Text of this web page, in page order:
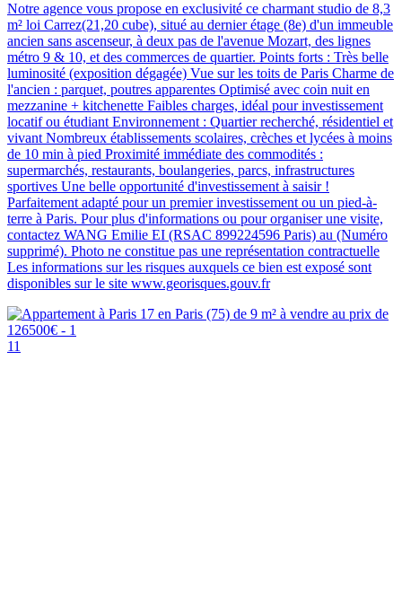
Notre agence vous propose en exclusivité ce charmant studio de 8,3
m² loi Carrez(21,20 cube), situé au dernier étage (8e) d'un immeuble
ancien sans ascenseur, à deux pas de l'avenue Mozart, des lignes
métro 9 & 10, et des commerces de quartier. Points forts : Très belle
luminosité (exposition dégagée) Vue sur les toits de Paris Charme de
l'ancien : parquet, poutres apparentes Optimisé avec coin nuit en
mezzanine + kitchenette Faibles charges, idéal pour investissement
locatif ou étudiant Environnement : Quartier recherché, résidentiel et
vivant Nombreux établissements scolaires, crèches et lycées à moins
de 10 min à pied Proximité immédiate des commodités :
supermarchés, restaurants, boulangeries, parcs, infrastructures
sportives Une belle opportunité d'investissement à saisir !
Parfaitement adapté pour un premier investissement ou un pied-à-
terre à Paris. Pour plus d'informations ou pour organiser une visite,
contactez WANG Emilie EI (RSAC 899224596 Paris) au (Numéro
supprimé). Photo ne constitue pas une représentation contractuelle
Les informations sur les risques auxquels ce bien est exposé sont
disponibles sur le site www.georisques.gouv.fr
11